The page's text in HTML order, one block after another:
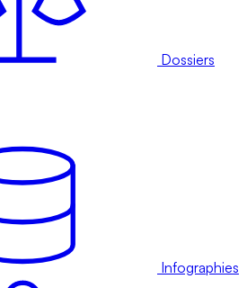
Dossiers
Infographies